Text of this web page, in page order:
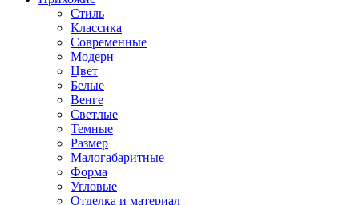
Стиль
Классика
Современные
Модерн
Цвет
Белые
Венге
Светлые
Темные
Размер
Малогабаритные
Форма
Угловые
Отделка и материал